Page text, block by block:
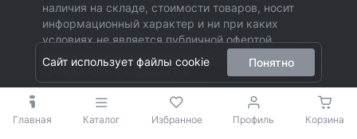
Главная Каталог Избранное Профиль Корзина
Сайт использует файлы cookie Понятно
наличия на складе, стоимости товаров, носит
информационный характер и ни при каких
условиях не является публичной офертой,
определяемой положениями Статьи 437 (2)
Гражданского кодекса РФ.